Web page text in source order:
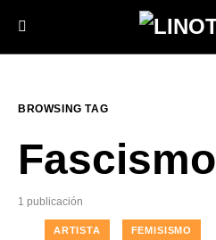
BROWSING TAG
Fascismo
1 publicación
ARTISTA FEMISISMO